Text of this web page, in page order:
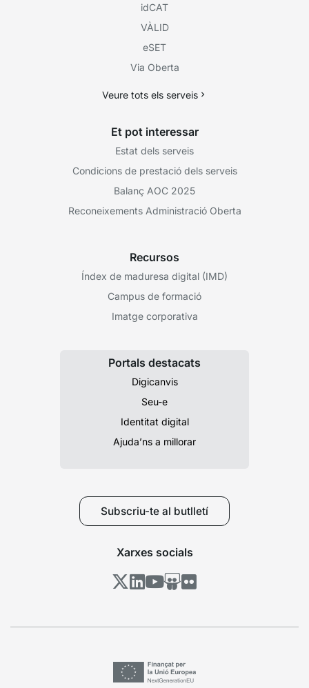
idCAT
VÀLID
eSET
Via Oberta
Veure tots els serveis
Et pot interessar
Estat dels serveis
Condicions de prestació dels serveis
Balanç AOC 2025
Reconeixements Administració Oberta
Recursos
Índex de maduresa digital (IMD)
Campus de formació
Imatge corporativa
Portals destacats
Digicanvis
Seu-e
Identitat digital
Ajuda’ns a millorar
Subscriu-te al butlletí
Xarxes socials